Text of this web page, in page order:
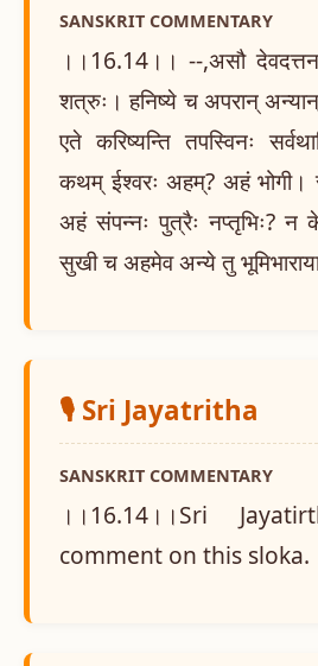
SANSKRIT COMMENTARY
।।16.14।। --,असौ
शत्रुः। हनिष्ये च अपरान्
एते करिष्यन्ति तपस्विनः
कथम् ईश्वरः अहम्? अहं भोगी।
अहं संपन्नः पुत्रैः नप्तृभिः? न
सुखी च अहमेव अन्ये तु
🎙️ Sri Jayatritha
SANSKRIT COMMENTARY
।।16.14।।Sri
comment on this sloka.